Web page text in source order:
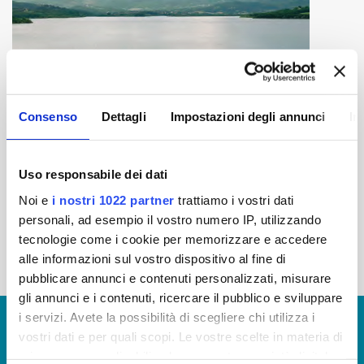
Consenso Dettagli Impostazioni degli annunci
Uso responsabile dei dati
Noi e i nostri 1022 partner trattiamo i vostri dati
personali, ad esempio il vostro numero IP, utilizzando
tecnologie come i cookie per memorizzare e accedere
alle informazioni sul vostro dispositivo al fine di
pubblicare annunci e contenuti personalizzati, misurare
gli annunci e i contenuti, ricercare il pubblico e sviluppare
i servizi. Avete la possibilità di scegliere chi utilizza i
vostri dati e per quali scopi. Le vostre scelte in materia di
Autore:
Fotografie: Davide Virdis - Testi: Fabio Fabbrizzi
52fefc8bd922413873f5317951f46993.pdf
© Copyright 2017 - 2026
GLOSSARIO